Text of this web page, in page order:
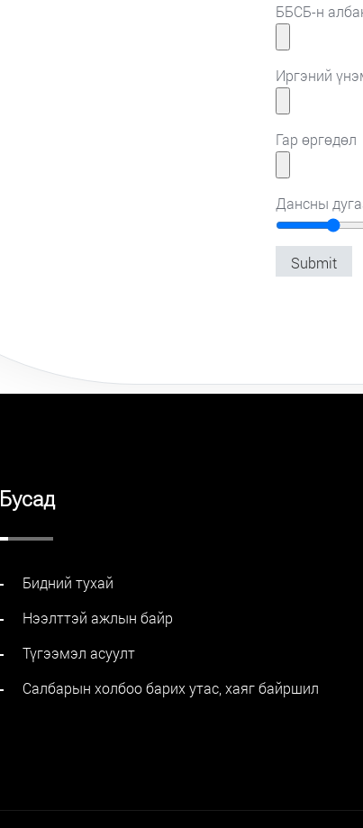
ББСБ-н
Иргэний
Гар өргөдөл
Дансны
Бусад
Бидний тухай
Нээлттэй ажлын байр
Түгээмэл асуулт
Салбарын холбоо барих утас, хаяг байршил